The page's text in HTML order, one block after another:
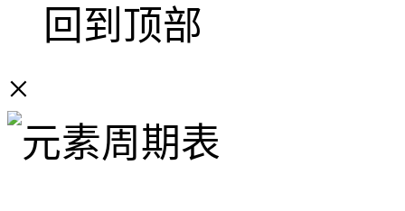
回到顶部
×